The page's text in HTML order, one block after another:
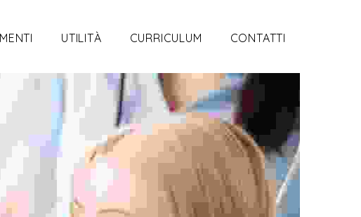
UTILITÀ CURRICULUM CONTATTI